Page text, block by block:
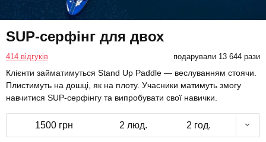
SUP-серфінг для двох
414 відгуків подарували 13 644 рази
Клієнти займатимуться Stand Up Paddle — веслуванням стоячи.
Плистимуть на дошці, як на плоту. Учасники матимуть змогу
навчитися SUP-серфінгу та випробувати свої навички.
1500 грн 2 люд. 2 год.